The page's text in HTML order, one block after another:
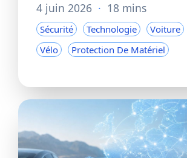
4 juin 2026 · 18 mins
Sécurité Technologie Voiture
Vélo
Protection De Matériel